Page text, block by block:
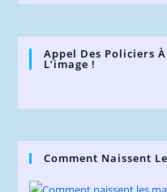
Appel Des Policiers
L’image !
Comment Naissent